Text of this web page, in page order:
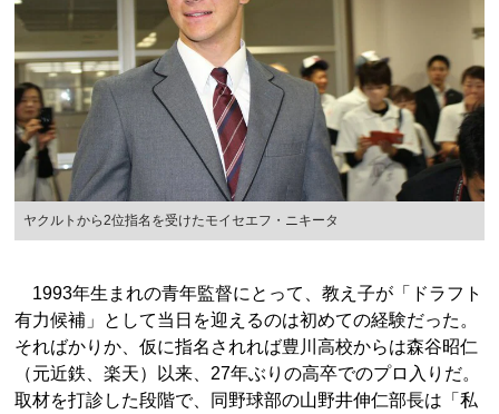
ヤクルトから2位指名を受けたモイセエフ・ニキータ
1993年生まれの青年監督にとって、教え子が「ドラフト
有力候補」として当日を迎えるのは初めての経験だった。
そればかりか、仮に指名されれば豊川高校からは森谷昭仁
（元近鉄、楽天）以来、27年ぶりの高卒でのプロ入りだ。
取材を打診した段階で、同野球部の山野井伸仁部長は「私